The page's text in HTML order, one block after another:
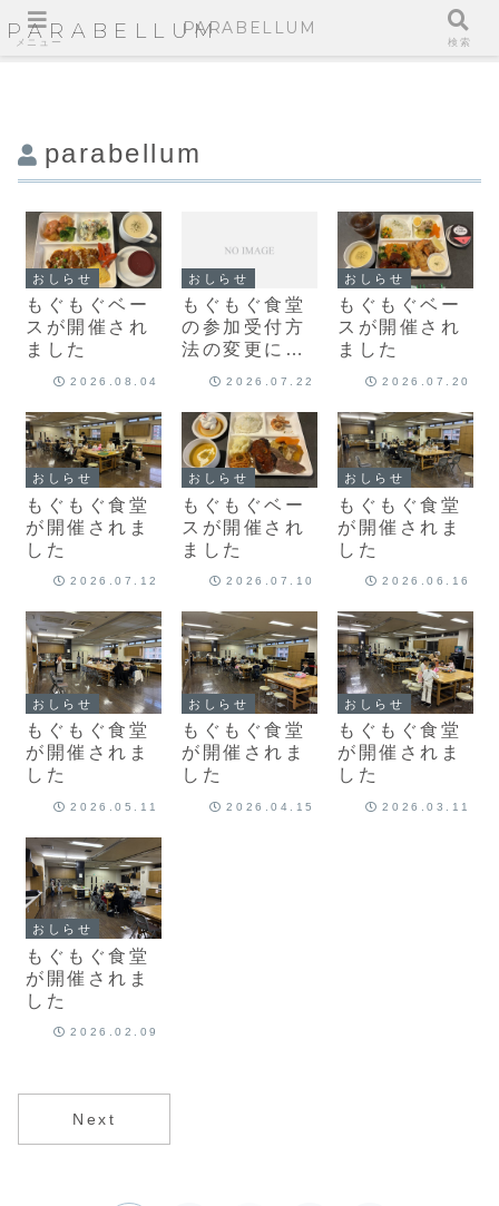
PARABELLUM
parabellum
おしらせ
もぐもぐベー
スが開催され
ました
2026.08.04
おしらせ
もぐもぐ食堂
の参加受付方
法の変更につ
2026.07.22
おしらせ
もぐもぐベー
スが開催され
ました
2026.07.20
おしらせ
もぐもぐ食堂
が開催されま
した
2026.07.12
おしらせ
もぐもぐベー
スが開催され
ました
2026.07.10
おしらせ
もぐもぐ食堂
が開催されま
した
2026.06.16
おしらせ
もぐもぐ食堂
が開催されま
した
2026.05.11
おしらせ
もぐもぐ食堂
が開催されま
した
2026.04.15
おしらせ
もぐもぐ食堂
が開催されま
した
2026.03.11
おしらせ
もぐもぐ食堂
が開催されま
した
2026.02.09
Next
メニュー
PARABELLUM
検索